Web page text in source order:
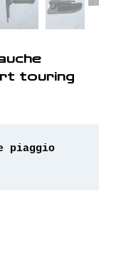
touring
piaggio